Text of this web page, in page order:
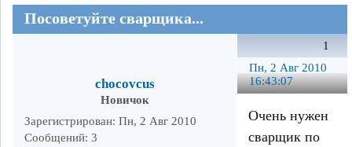
Посоветуйте сварщика...
1
Пн, 2 Авг 2010
16:43:07
chocovcus
Новичок
Зарегистрирован: Пн, 2 Авг 2010
Сообщений: 3
Очень нужен
сварщик по